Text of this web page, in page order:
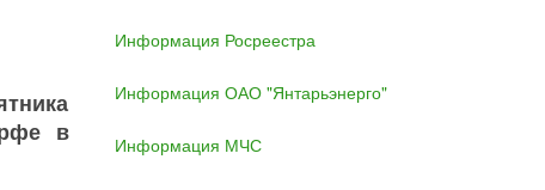
в
Информация Росреестра
Информация ОАО "Янтарьэнерго"
Информация МЧС